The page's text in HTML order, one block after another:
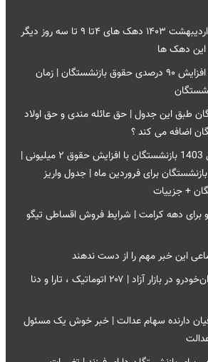
فوری؛ واریز یارانه نقدی اردیبهشت ۱۴۰۳ دهک های ۴تا ۹ تا سه روز دیگر
این دهک ها
خبر مهم وزیر کار درباره افزایش ۹۰ درصدی حقوق بازنشستگان | زمان
طبق این جدول | حق عائله مندی و حق اولاد
اضافه می کند ؟
اولین واریزی حقوق سال 1403 بازنشستگان با افزایش حقوق ۲ میلیونی |
برای فروردین ماه | جدول واریز
+ جزییات
برای دهه کرامت | شرایط فروش اقساطی تیگو
این خبر مهم را از دست ندهند
قیمت روز محصولات ایران‌خودرو در بازار آزاد | ۲۰۷ اتوماتیک ، تارا و دنا
دارنده سهام عدالت | خبر خوش یک مسئول